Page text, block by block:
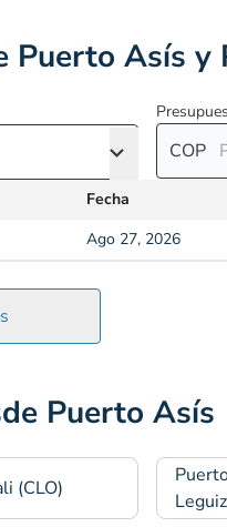
Puerto Asís y
COP
Fecha
Ago 27, 2026
Puerto Asís
(CLO)